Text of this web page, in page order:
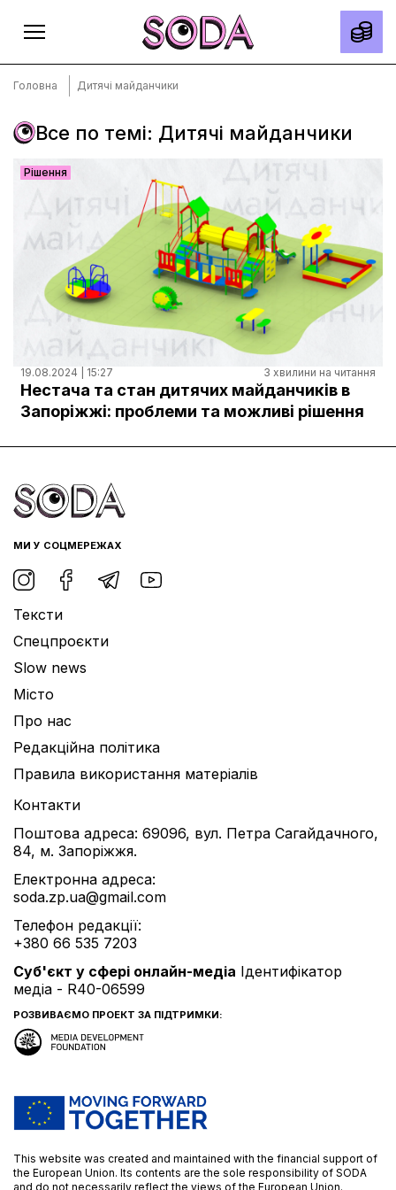
Спецпроєкти
Slow news
Місто
Про нас
Редакційна політика
Правила використання матеріалів
Документи
Головна Дитячі майданчики
Все по темі: Дитячі майданчики
Рішення
19.08.2024 | 15:27 3 хвилини на читання
Нестача та стан дитячих майданчиків в
Запоріжжі: проблеми та можливі рішення
МИ У СОЦМЕРЕЖАХ
Тексти
Спецпроєкти
Slow news
Місто
Про нас
Редакційна політика
Правила використання матеріалів
Контакти
Поштова адреса: 69096, вул. Петра Сагайдачного,
84, м. Запоріжжя.
Електронна адреса:
soda.zp.ua@gmail.com
Телефон редакції:
+380 66 535 7203
Cуб'єкт у сфері онлайн-медіа Ідентифікатор
медіа - R40-06599
РОЗВИВАЄМО ПРОЕКТ ЗА ПІДТРИМКИ:
This website was created and maintained with the financial support of
the European Union. Its contents are the sole responsibility of SODA
and do not necessarily reflect the views of the European Union.